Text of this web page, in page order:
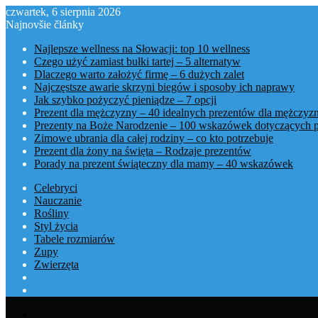
czwartek, 6 sierpnia 2026
Najnovšie články
Najlepsze wellness na Słowacji: top 10 wellness
Czego użyć zamiast bułki tartej – 5 alternatyw
Dlaczego warto założyć firmę – 6 dużych zalet
Najczęstsze awarie skrzyni biegów i sposoby ich naprawy
Jak szybko pożyczyć pieniądze – 7 opcji
Prezent dla mężczyzny – 40 idealnych prezentów dla
Prezenty na Boże Narodzenie – 100 wskazówek dotyczących
Zimowe ubrania dla całej rodziny – co kto potrzebuje
Prezent dla żony na święta – Rodzaje prezentów
Porady na prezent świąteczny dla mamy – 40 wskazówek
Celebryci
Nauczanie
Rośliny
Styl życia
Tabele rozmiarów
Zupy
Zwierzęta